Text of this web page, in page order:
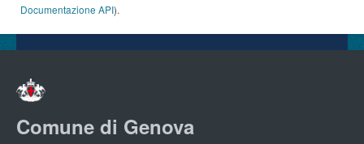
Documentazione API).
Comune di Genova